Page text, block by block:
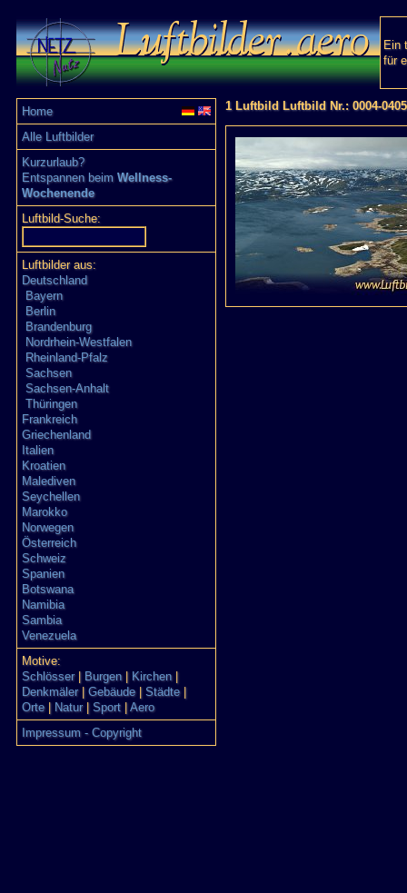
Ein
für
Home
Alle Luftbilder
Kurzurlaub?
Entspannen beim Wellness-
Wochenende
Luftbild-Suche:
Luftbilder aus:
Deutschland
Bayern
Berlin
Brandenburg
Nordrhein-Westfalen
Rheinland-Pfalz
Sachsen
Sachsen-Anhalt
Thüringen
Frankreich
Griechenland
Italien
Kroatien
Malediven
Seychellen
Marokko
Norwegen
Österreich
Schweiz
Spanien
Botswana
Namibia
Sambia
Venezuela
Motive:
Schlösser| Burgen| Kirchen|
Denkmäler| Gebäude| Städte|
Orte| Natur| Sport
Aero
Impressum - Copyright
1 Luftbild Luftbild Nr.: 0004-0405